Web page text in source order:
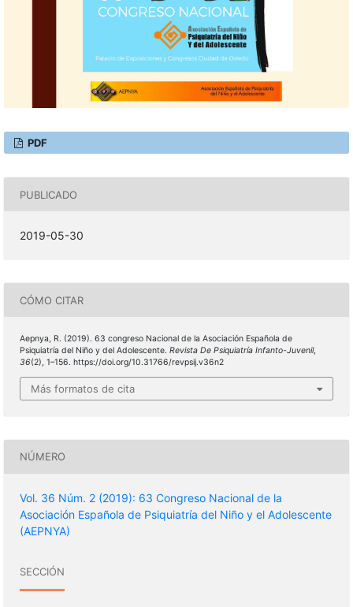
PDF
PUBLICADO
2019-05-30
CÓMO CITAR
Aepnya, R. (2019). 63 congreso Nacional de la Asociación Española de
Psiquiatría del Niño y del Adolescente. Revista De Psiquiatría Infanto-Juvenil,
36(2), 1–156. https://doi.org/10.31766/revpsij.v36n2
Más formatos de cita
NÚMERO
Vol. 36 Núm. 2 (2019): 63 Congreso Nacional de la
Asociación Española de Psiquiatría del Niño y el Adolescente
(AEPNYA)
SECCIÓN